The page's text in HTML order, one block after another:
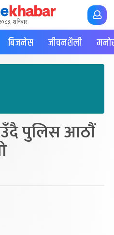
शनिबार
बिजनेस जीवनशैली
पुलिस आठौं